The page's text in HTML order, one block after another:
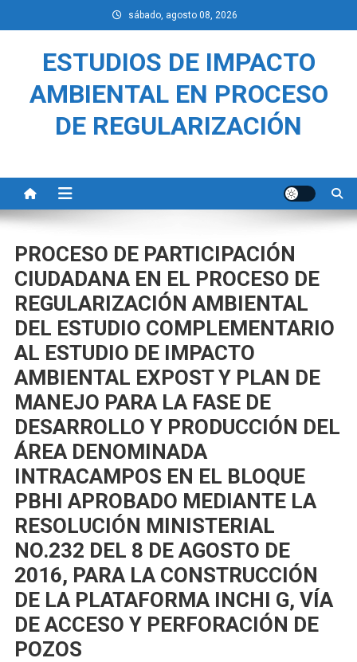
al
sábado, agosto 08, 2026
ESTUDIOS DE IMPACTO
AMBIENTAL EN PROCESO
DE REGULARIZACIÓN
PROCESO DE PARTICIPACIÓN
CIUDADANA EN EL PROCESO DE
REGULARIZACIÓN AMBIENTAL
DEL ESTUDIO COMPLEMENTARIO
AL ESTUDIO DE IMPACTO
AMBIENTAL EXPOST Y PLAN DE
MANEJO PARA LA FASE DE
DESARROLLO Y PRODUCCIÓN DEL
ÁREA DENOMINADA
INTRACAMPOS EN EL BLOQUE
PBHI APROBADO MEDIANTE LA
RESOLUCIÓN MINISTERIAL
NO.232 DEL 8 DE AGOSTO DE
2016, PARA LA CONSTRUCCIÓN
DE LA PLATAFORMA INCHI G, VÍA
DE ACCESO Y PERFORACIÓN DE
POZOS